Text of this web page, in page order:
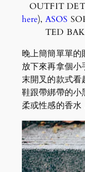
OUTFIT
here), ASOS
TED
晚上簡簡單單的
放下來再拿個
末開叉的款式看
鞋跟帶綁帶的小
柔或性感的香水